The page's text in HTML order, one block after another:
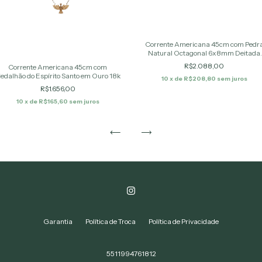
Corrente Americana 45cm com
do Espírito Santo em Ouro 18k
R$1.656,00
10 x de R$165,60 sem juros
Corrente Americana 45cm com
Natural Octagonal 6x8mm Deitada
(Topázio Verde)
R$2.088,00
10 x de R$208,80 sem juros
Garantia Política de Troca Política de Privacidade
5511994761812